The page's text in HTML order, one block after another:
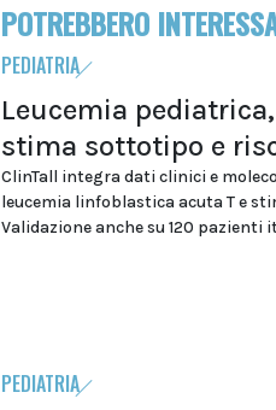
POTREBBERO
PEDIATRIA
Leucemia
stima sottotipo e
ClinTall integra dati clinici e
leucemia linfoblastica acuta T e
Validazione anche su 120 pazienti
PEDIATRIA